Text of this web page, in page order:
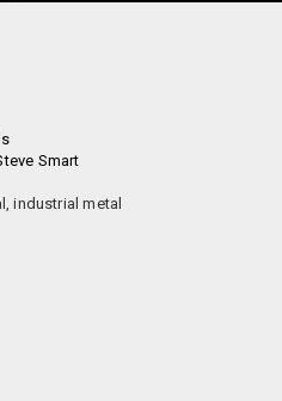
Smart
industrial metal